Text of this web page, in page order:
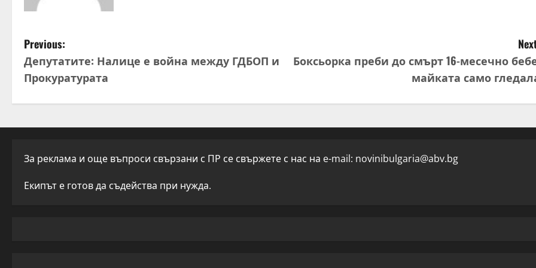
P
o
s
t
n
v
Previous:
Депутатите: Налице е война между ГДБОП и
Прокуратурата
Боксьорка преби до смърт 16-месечно
майката само
За реклама и още въпроси свързани с ПР се свържете с нас на e-mail: novinibulgaria@abv.bg
Екипът е готов да съдейства при нужда.